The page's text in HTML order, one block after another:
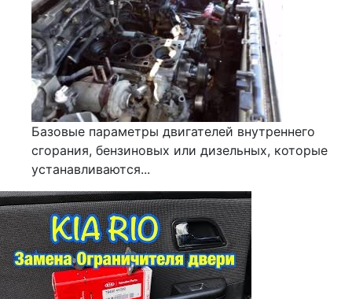
Базовые параметры двигателей внутреннего
сгорания, бензиновых или дизельных, которые
устанавливаются...